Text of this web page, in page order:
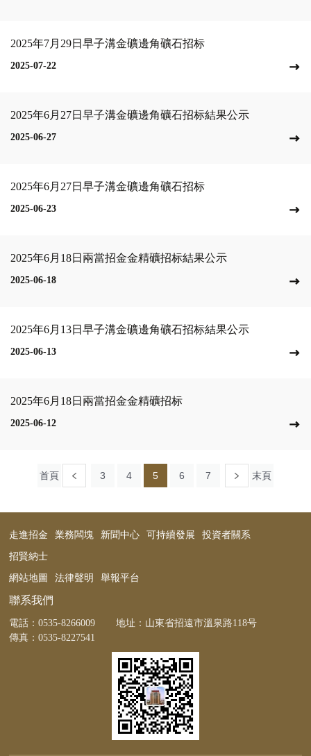
2025年7月29日早子溝金礦邊角礦石招标
2025-07-22
2025年6月27日早子溝金礦邊角礦石招标結果公示
2025-06-27
2025年6月27日早子溝金礦邊角礦石招标
2025-06-23
2025年6月18日兩當招金金精礦招标結果公示
2025-06-18
2025年6月13日早子溝金礦邊角礦石招标結果公示
2025-06-13
2025年6月18日兩當招金金精礦招标
2025-06-12
首頁 3 4 5 6 7 末頁
走進招金 業務闆塊 新聞中心 可持續發展 投資者關系
招賢納士
網站地圖 法律聲明 舉報平台
聯系我們
電話：0535-8266009
傳真：0535-8227541
地址：山東省招遠市溫泉路118号